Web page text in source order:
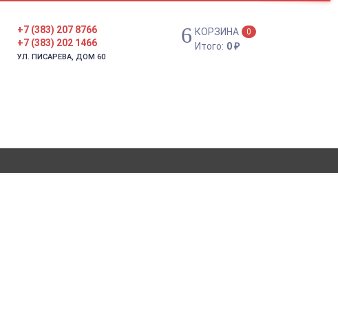
+7 (383) 207 8766
+7 (383) 202 1466
УЛ. ПИСАРЕВА, ДОМ 60
КОРЗИНА 0
Итого: 0₽